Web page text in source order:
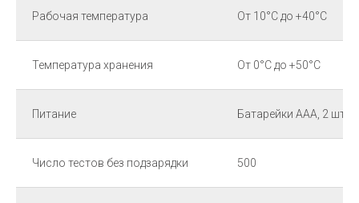
Рабочая температура От 10°С до +40°С
Температура хранения От 0°С до +50°С
Питание Батарейки ААА, 2 шт.
Число тестов без подзарядки 500